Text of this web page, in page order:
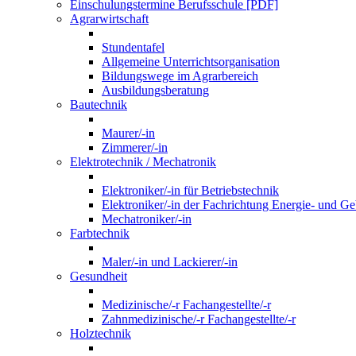
Einschulungstermine Berufsschule [PDF]
Agrarwirtschaft
Stundentafel
Allgemeine Unterrichtsorganisation
Bildungswege im Agrarbereich
Ausbildungsberatung
Bautechnik
Maurer/-in
Zimmerer/-in
Elektrotechnik / Mechatronik
Elektroniker/-in für Betriebstechnik
Elektroniker/-in der Fachrichtung Energie- und
Mechatroniker/-in
Farbtechnik
Maler/-in und Lackierer/-in
Gesundheit
Medizinische/-r Fachangestellte/-r
Zahnmedizinische/-r Fachangestellte/-r
Holztechnik